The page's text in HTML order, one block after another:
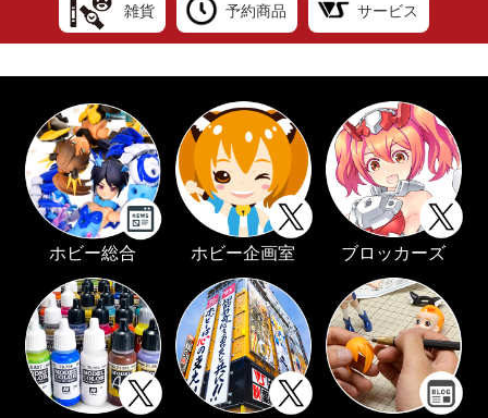
雑貨 予約商品 サービス
ホビー総合 ホビー企画室 ブロッカーズ